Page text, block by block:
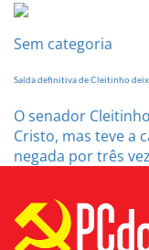
Sem categoria
Saída definitiva de Cleitinho
O senador
Cristo, mas teve a
negada por três